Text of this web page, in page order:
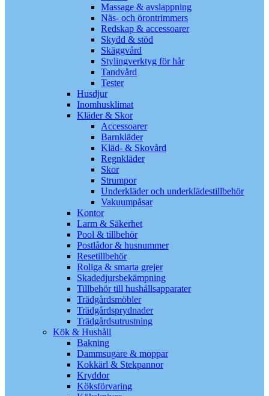
Massage & avslappning
Näs- och örontrimmers
Redskap & accessoarer
Skydd & stöd
Skäggvård
Stylingverktyg för hår
Tandvård
Tester
Husdjur
Inomhusklimat
Kläder & Skor
Accessoarer
Barnkläder
Kläd- & Skovård
Regnkläder
Skor
Strumpor
Underkläder och underklädestillbehör
Vakuumpåsar
Kontor
Larm & Säkerhet
Pool & tillbehör
Postlådor & husnummer
Resetillbehör
Roliga & smarta grejer
Skadedjursbekämpning
Tillbehör till hushållsapparater
Trädgårdsmöbler
Trädgårdsprydnader
Trädgårdsutrustning
Kök & Hushåll
Bakning
Dammsugare & moppar
Kokkärl & Stekpannor
Kryddor
Köksförvaring